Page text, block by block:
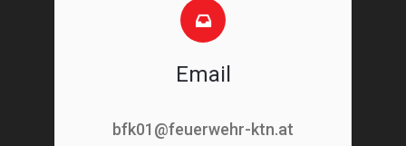
Email
bfk01@feuerwehr-ktn.at